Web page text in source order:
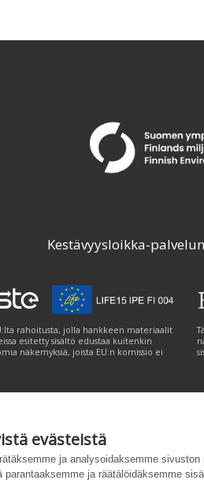
evästeistä
ja analysoidaksemme
ja räätälöidäksemme
Kestävyysloikka-
rahoitusta, jolla hankkeen materiaalit
esitetty sisältö edustaa kuitenkin
näkemyksiä, joista EU:n komissio ei
|
Customizrilla